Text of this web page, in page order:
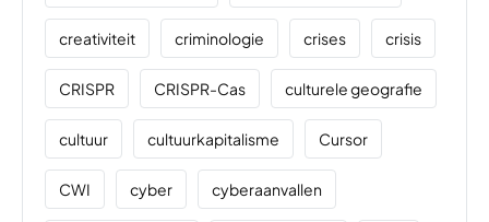
creativiteit criminologie crises crisis
CRISPR CRISPR-Cas culturele geografie
cultuur cultuurkapitalisme Cursor
CWI cyber cyberaanvallen